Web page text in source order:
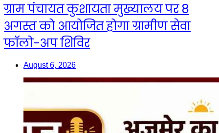
ग्राम पंचायत कुशायता मुख्यालय पर 8
अगस्त को आयोजित होगा ग्रामीण सेवा
फॉलो-अप शिविर
August 6, 2026